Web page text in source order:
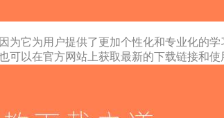
为它为用户提供了更加个性化和专业化的
可以在官方网站上获取最新的下载链接和使